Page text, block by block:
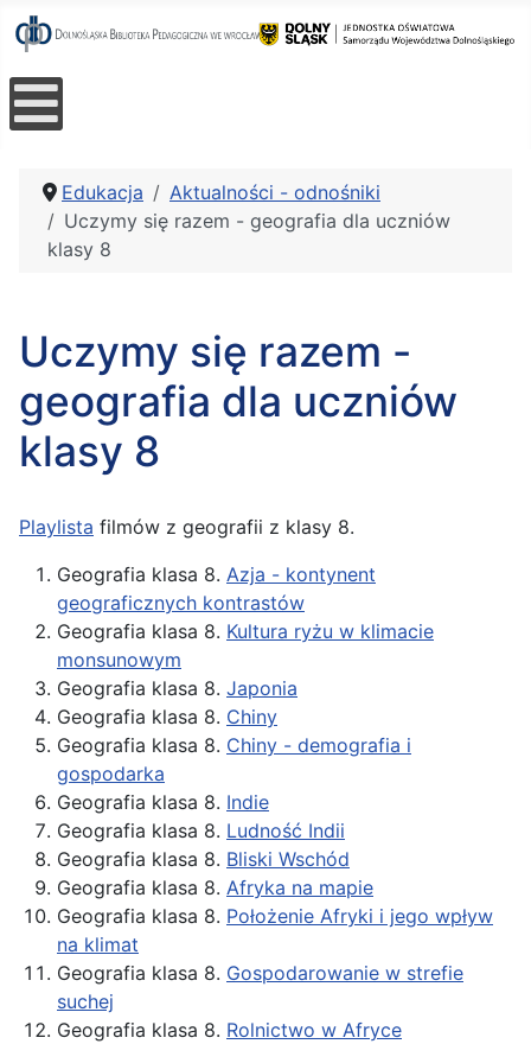
Edukacja
Aktualności - odnośniki
Uczymy się razem - geografia dla uczniów
klasy 8
Uczymy się razem -
geografia dla uczniów
klasy 8
Playlista filmów z geografii z klasy 8.
Geografia klasa 8. Azja - kontynent
geograficznych kontrastów
Geografia klasa 8. Kultura ryżu w klimacie
monsunowym
Geografia klasa 8. Japonia
Geografia klasa 8. Chiny
Geografia klasa 8. Chiny - demografia i
gospodarka
Geografia klasa 8. Indie
Geografia klasa 8. Ludność Indii
Geografia klasa 8. Bliski Wschód
Geografia klasa 8. Afryka na mapie
Geografia klasa 8. Położenie Afryki i jego wpływ
na klimat
Geografia klasa 8. Gospodarowanie w strefie
suchej
Geografia klasa 8. Rolnictwo w Afryce